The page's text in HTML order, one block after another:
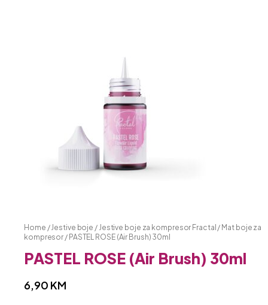
Home / Jestive boje / Jestive boje za kompresor Fractal / Mat boje za
kompresor / PASTEL ROSE (Air Brush) 30ml
PASTEL ROSE (Air Brush) 30ml
6,90 KM